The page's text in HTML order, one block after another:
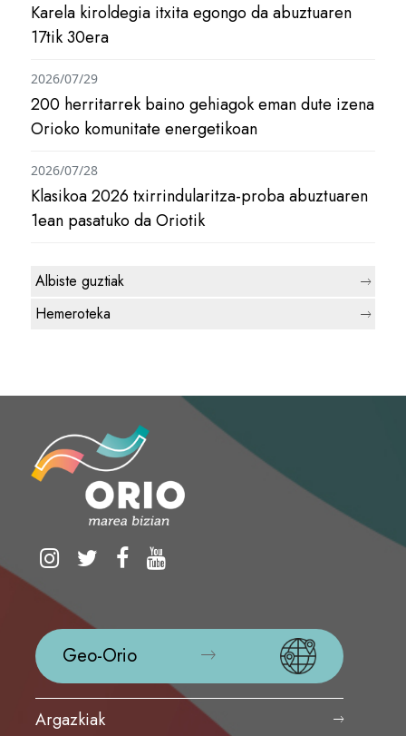
Karela kiroldegia itxita egongo da abuztuaren
17tik 30era
200 herritarrek baino gehiagok eman dute izena
Orioko komunitate energetikoan
2026/07/29
Klasikoa 2026 txirrindularitza-proba abuztuaren
1ean pasatuko da Oriotik
2026/07/28
Albiste guztiak
Hemeroteka
Geo-Orio
Argazkiak